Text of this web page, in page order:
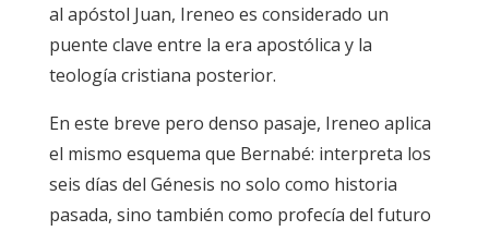
al apóstol Juan, Ireneo es considerado un
puente clave entre la era apostólica y la
teología cristiana posterior.
En este breve pero denso pasaje, Ireneo aplica
el mismo esquema que Bernabé: interpreta los
seis días del Génesis no solo como historia
pasada, sino también como profecía del futuro